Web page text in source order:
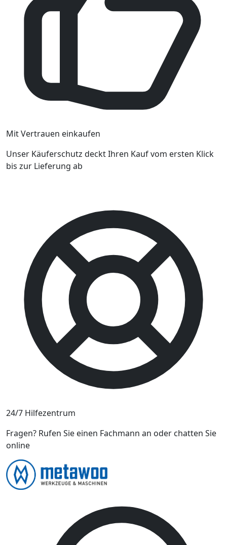
Mit Vertrauen einkaufen
Unser Käuferschutz deckt Ihren Kauf vom ersten Klick
bis zur Lieferung ab
24/7 Hilfezentrum
Fragen? Rufen Sie einen Fachmann an oder chatten Sie
online